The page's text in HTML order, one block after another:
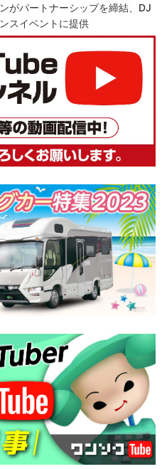
がパートナーシップを締結、DJ
スイベントに提供